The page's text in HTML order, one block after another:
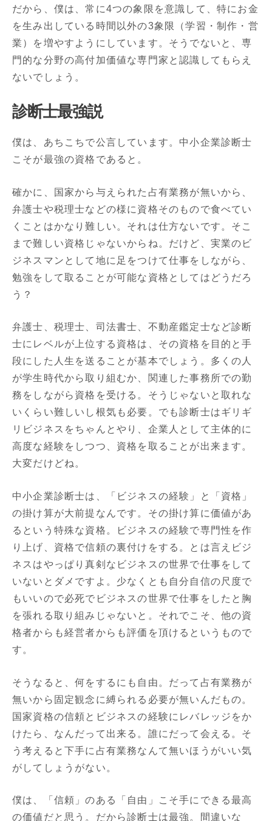
だから、僕は、常に4つの象限を意識して、特にお金
を生み出している時間以外の3象限（学習・制作・営
業）を増やすようにしています。そうでないと、専
門的な分野の高付加価値な専門家と認識してもらえ
ないでしょう。
診断士最強説
僕は、あちこちで公言しています。中小企業診断士
こそが最強の資格であると。
確かに、国家から与えられた占有業務が無いから、
弁護士や税理士などの様に資格そのもので食べてい
くことはかなり難しい。それは仕方ないです。そこ
まで難しい資格じゃないからね。だけど、実業のビ
ジネスマンとして地に足をつけて仕事をしながら、
勉強をして取ることが可能な資格としてはどうだろ
う？
弁護士、税理士、司法書士、不動産鑑定士など診断
士にレベルが上位する資格は、その資格を目的と手
段にした人生を送ることが基本でしょう。多くの人
が学生時代から取り組むか、関連した事務所での勤
務をしながら資格を受ける。そうじゃないと取れな
いくらい難しいし根気も必要。でも診断士はギリギ
リビジネスをちゃんとやり、企業人として主体的に
高度な経験をしつつ、資格を取ることが出来ます。
大変だけどね。
中小企業診断士は、「ビジネスの経験」と「資格」
の掛け算が大前提なんです。その掛け算に価値があ
るという特殊な資格。ビジネスの経験で専門性を作
り上げ、資格で信頼の裏付けをする。とは言えビジ
ネスはやっぱり真剣なビジネスの世界で仕事をして
いないとダメですよ。少なくとも自分自信の尺度で
もいいので必死でビジネスの世界で仕事をしたと胸
を張れる取り組みじゃないと。それでこそ、他の資
格者からも経営者からも評価を頂けるというもので
す。
そうなると、何をするにも自由。だって占有業務が
無いから固定観念に縛られる必要が無いんだもの。
国家資格の信頼とビジネスの経験にレバレッジをか
けたら、なんだって出来る。誰にだって会える。そ
う考えると下手に占有業務なんて無いほうがいい気
がしてしょうがない。
僕は、「信頼」のある「自由」こそ手にできる最高
の価値だと思う。だから診断士は最強。間違いな